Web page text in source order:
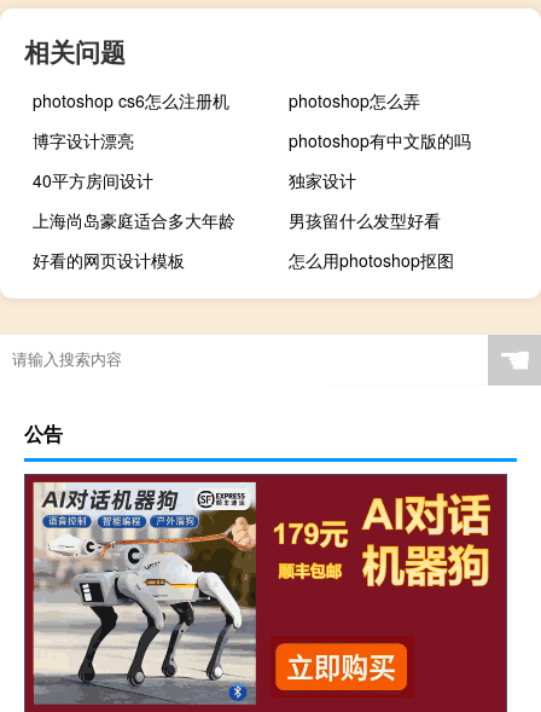
相关问题
photoshop cs6怎么注册机
photoshop怎么弄
博字设计漂亮
photoshop有中文版的吗
40平方房间设计
独家设计
上海尚岛豪庭适合多大年龄
男孩留什么发型好看
好看的网页设计模板
怎么用photoshop抠图
☚
公告